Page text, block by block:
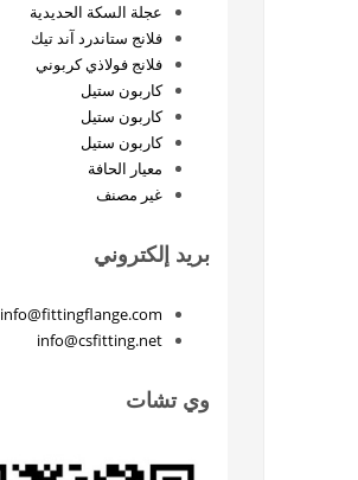
عجلة السكة الحديدية
فلانج ستاندرد آند تيك
فلانج فولاذي كربوني
كاربون ستيل
كاربون ستيل
كاربون ستيل
معيار الحافة
غير مصنف
بريد إلكتروني
info@fittingflange.com
info@csfitting.net
وي تشات